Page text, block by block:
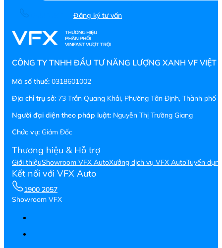
Đăng ký tư vấn
CÔNG TY TNHH ĐẦU TƯ NĂNG LƯỢNG XANH VF VIỆT
Mã số thuế: 0318601002
Địa chỉ trụ sở: 73 Trần Quang Khải, Phường Tân Định, Thành phố
Người đại diện theo pháp luật: Nguyễn Thị Trường Giang
Chức vụ: Giám Đốc
Thương hiệu & Hỗ trợ
Giới thiệuShowroom VFX AutoXưởng dịch vụ VFX AutoTuyển
Kết nối với VFX Auto
1900 2057
Showroom VFX